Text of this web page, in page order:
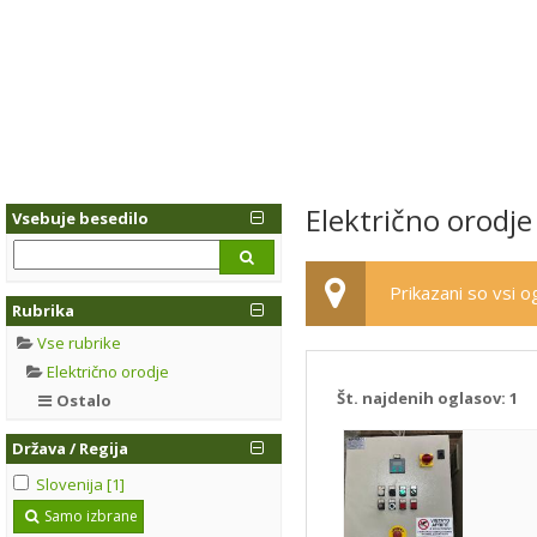
Vsebuje besedilo
Rubrika
Vse rubrike
Električno orodje
Ostalo
Država / Regija
Slovenija [1]
Samo izbrane
Električno
Prikazani so vsi
Št. najdenih oglasov: 1